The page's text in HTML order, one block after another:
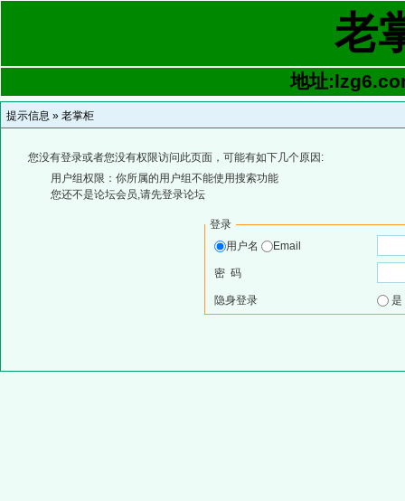
老
地址
提示信息 » 老掌柜
您没有登录或者您没有权限访问此页面，可能有如下几个原因:
用户组权限：你所属的用户组不能使用搜索功能
您还不是论坛会员,请先登录论坛
登录
用户名
Email
密 码
隐身登录